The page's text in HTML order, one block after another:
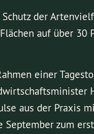
der
auf über 30
einer
aus der Praxis
September zum